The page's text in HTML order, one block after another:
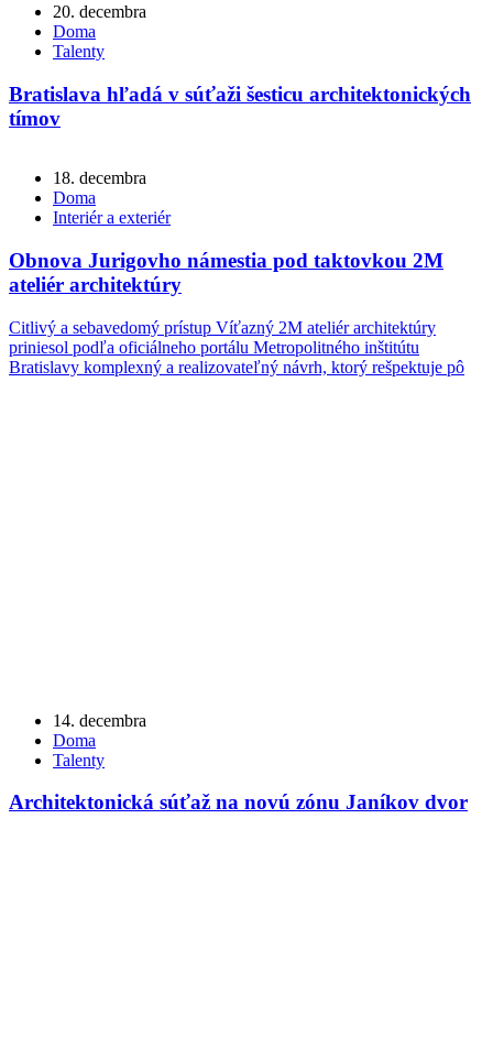
20. decembra
Doma
Talenty
Bratislava hľadá v súťaži šesticu architektonických
tímov
18. decembra
Doma
Interiér a exteriér
Obnova Jurigovho námestia pod taktovkou 2M
ateliér architektúry
Citlivý a sebavedomý prístup Víťazný 2M ateliér architektúry
priniesol podľa oficiálneho portálu Metropolitného inštitútu
Bratislavy komplexný a realizovateľný návrh, ktorý rešpektuje pô
14. decembra
Doma
Talenty
Architektonická súťaž na novú zónu Janíkov dvor